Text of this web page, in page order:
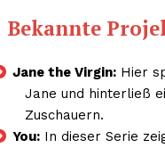
Bekannte
Jane the Virgin: Hier
Jane und hinterließ
Zuschauern.
You: In dieser Serie